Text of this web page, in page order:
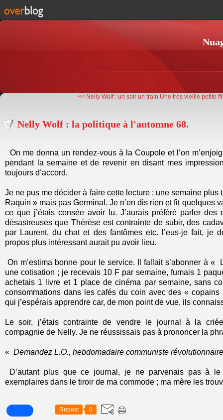
<< Nelly Wolf : un soir un train Une très vieille petite
Nelly Wolf : la politique à l'automne 68.
On me donna un rendez-vous à la Coupole et l’on
pendant la semaine et de revenir en disant mes
toujours d’accord.
Je ne pus me décider à faire cette lecture ; une semaine plus
Raquin » mais pas Germinal. Je n’en dis rien et fit quelques
ce que j’étais censée avoir lu. J’aurais préféré parler des
désastreuses que Thérèse est contrainte de subir, des
par Laurent, du chat et des fantômes etc. l’eus-je fait, je
propos plus intéressant aurait pu avoir lieu.
On m’estima bonne pour le service. Il fallait s’abonner à «
une cotisation ; je recevais 10 F par semaine, fumais 1
achetais 1 livre et 1 place de cinéma par semaine, sans
consommations dans les cafés du coin avec des « copains
qui j’espérais apprendre car, de mon point de vue, ils
Le soir, j’étais contrainte de vendre le journal à la
compagnie de Nelly. Je ne réussissais pas à prononcer la
« Demandez L.O., hebdomadaire communiste révolutionnaire
D’autant plus que ce journal, je ne parvenais pas à le
exemplaires dans le tiroir de ma commode ; ma mère les
Repost 0